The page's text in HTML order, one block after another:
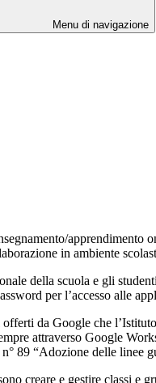
Menu di navigazione
apprendimento
in ambiente
della scuola e gli
per l’accesso alle
da Google che
attraverso Google
89 “Adozione delle linee
creare e gestire classi e